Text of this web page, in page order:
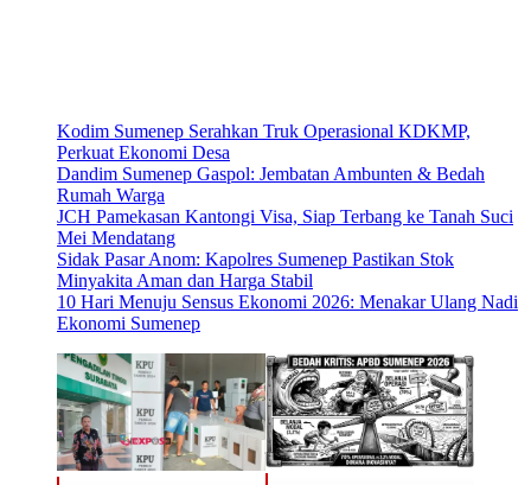
Kodim Sumenep Serahkan Truk Operasional KDKMP,
Perkuat Ekonomi Desa
Dandim Sumenep Gaspol: Jembatan Ambunten & Bedah
Rumah Warga
JCH Pamekasan Kantongi Visa, Siap Terbang ke Tanah Suci
Mei Mendatang
Sidak Pasar Anom: Kapolres Sumenep Pastikan Stok
Minyakita Aman dan Harga Stabil
10 Hari Menuju Sensus Ekonomi 2026: Menakar Ulang Nadi
Ekonomi Sumenep